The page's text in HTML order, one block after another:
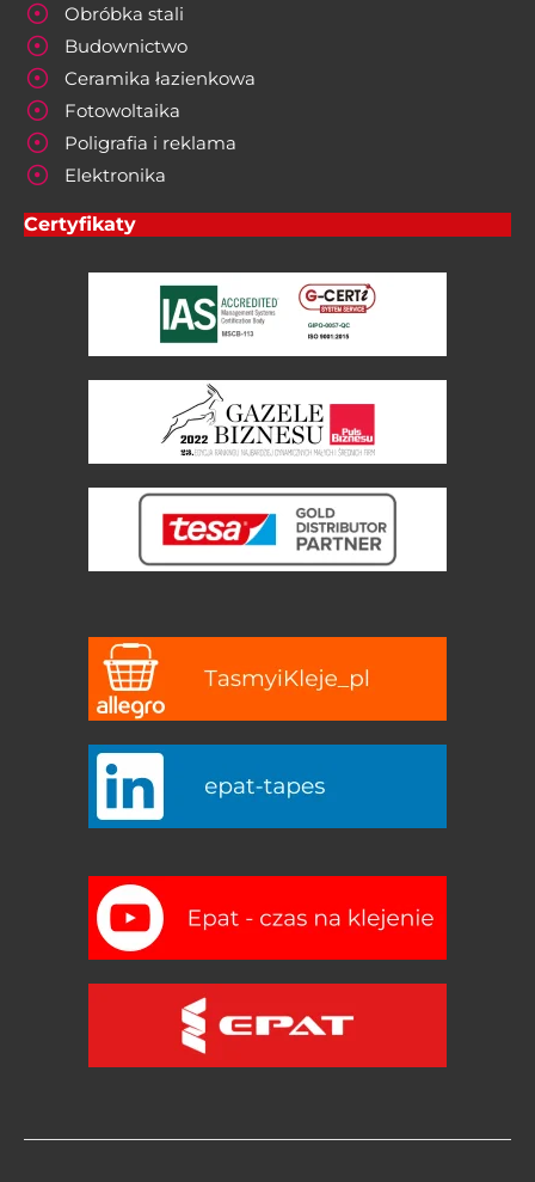
Obróbka stali
Budownictwo
Ceramika łazienkowa
Fotowoltaika
Poligrafia i reklama
Elektronika
Certyfikaty